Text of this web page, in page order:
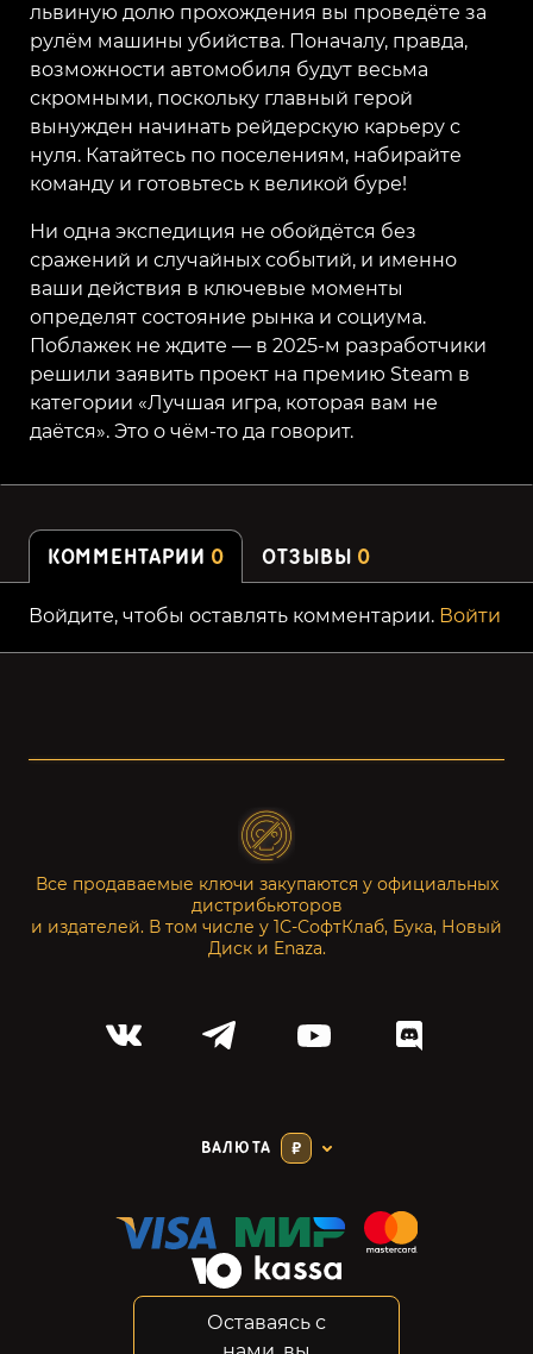
львиную долю прохождения вы проведёте за
рулём машины убийства. Поначалу, правда,
возможности автомобиля будут весьма
скромными, поскольку главный герой
вынужден начинать рейдерскую карьеру с
нуля. Катайтесь по поселениям, набирайте
команду и готовьтесь к великой буре!
Ни одна экспедиция не обойдётся без
сражений и случайных событий, и именно
ваши действия в ключевые моменты
определят состояние рынка и социума.
Поблажек не ждите — в 2025-м разработчики
решили заявить проект на премию Steam в
категории «Лучшая игра, которая вам не
даётся». Это о чём-то да говорит.
КОММЕНТАРИИ 0 ОТЗЫВЫ 0
Войдите, чтобы оставлять комментарии. Войти
Все продаваемые ключи закупаются у официальных
дистрибьюторов
и издателей. В том числе у 1С-СофтКлаб, Бука, Новый
Диск и Enaza.
ВАЛЮТА ₽
Оставаясь с